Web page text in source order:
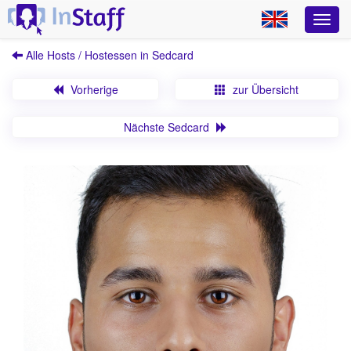
Alle Hosts / Hostessen in Sedcard
Vorherige zur Übersicht
Nächste Sedcard